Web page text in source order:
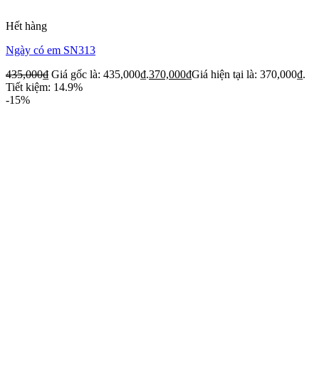
Hết hàng
Ngày có em SN313
435,000₫ Giá gốc là: 435,000₫.370,000₫Giá hiện tại là: 370,000₫.
Tiết kiệm: 14.9%
-15%